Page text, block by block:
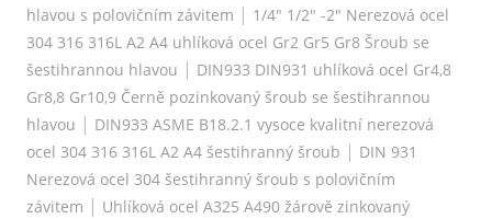
hlavou s polovičním závitem | 1/4" 1/2" -2" Nerezová ocel
304 316 316L A2 A4 uhlíková ocel Gr2 Gr5 Gr8 Šroub se
šestihrannou hlavou | DIN933 DIN931 uhlíková ocel Gr4,8
Gr8,8 Gr10,9 Černě pozinkovaný šroub se šestihrannou
hlavou | DIN933 ASME B18.2.1 vysoce kvalitní nerezová
ocel 304 316 316L A2 A4 šestihranný šroub | DIN 931
Nerezová ocel 304 šestihranný šroub s polovičním
závitem | Uhlíková ocel A325 A490 žárově zinkovaný